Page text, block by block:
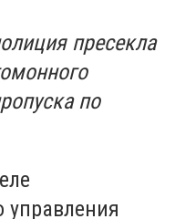
пресекла
по
управления